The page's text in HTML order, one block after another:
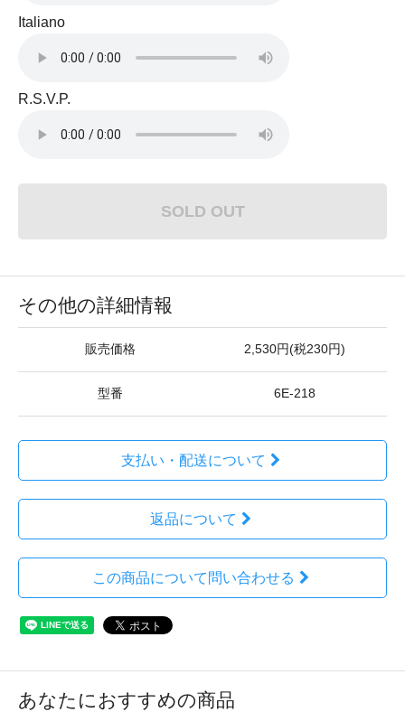
Italiano
R.S.V.P.
SOLD OUT
その他の詳細情報
販売価格 2,530円(税230円)
型番 6E-218
支払い・配送について
返品について
この商品について問い合わせる
あなたにおすすめの商品